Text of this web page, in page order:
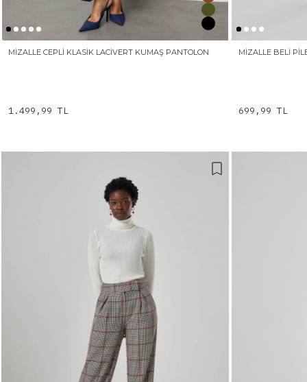
MIZALLE CEPLI KLASIK LACIVERT KUMAŞ PANTOLON
1.499,99 TL
MIZALLE BELI
699,99 TL